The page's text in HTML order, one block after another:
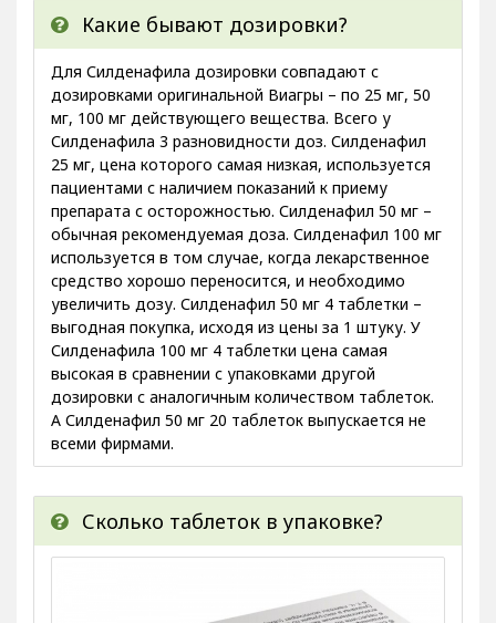
Какие бывают дозировки?
Для Силденафила дозировки совпадают с
дозировками оригинальной Виагры – по 25 мг, 50
мг, 100 мг действующего вещества. Всего у
Силденафила 3 разновидности доз. Силденафил
25 мг, цена которого самая низкая, используется
пациентами с наличием показаний к приему
препарата с осторожностью. Силденафил 50 мг –
обычная рекомендуемая доза. Силденафил 100 мг
используется в том случае, когда лекарственное
средство хорошо переносится, и необходимо
увеличить дозу. Силденафил 50 мг 4 таблетки –
выгодная покупка, исходя из цены за 1 штуку. У
Силденафила 100 мг 4 таблетки цена самая
высокая в сравнении с упаковками другой
дозировки с аналогичным количеством таблеток.
А Силденафил 50 мг 20 таблеток выпускается не
всеми фирмами.
Сколько таблеток в упаковке?